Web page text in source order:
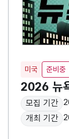
미국 준비중
2026 뉴
모집 기간
개최 기간